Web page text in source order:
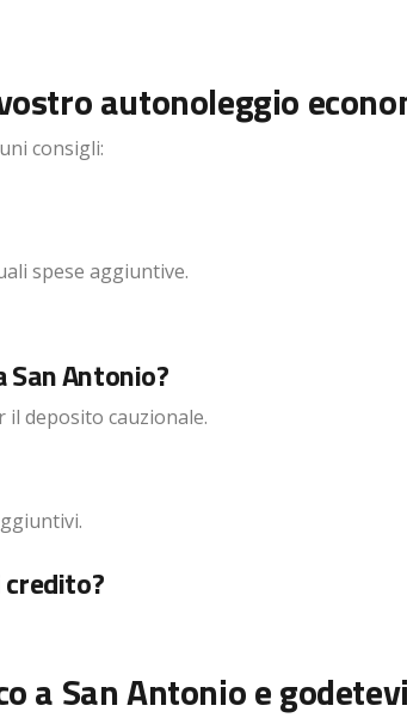
autonoleggio
consigli:
spese aggiuntive.
San Antonio?
il deposito cauzionale.
credito?
a San Antonio e